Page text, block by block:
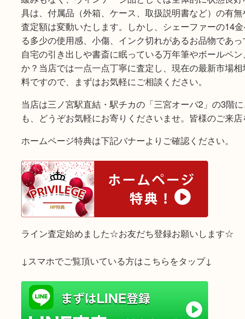
具は、付属品（外箱、ケース、取扱説明書など）の有
査定額は変動いたします。しかし、シェーファーの14
る多少の使用感、小傷、インク切れがあるお品物であ
自宅の引き出しや書斎に眠っている万年筆やボールペ
か？当店では一点一点丁寧に査定し、現在の最新市場
料ですので、まずはお気軽にご相談ください。
当店は三ノ宮駅直結・駅チカの「三宮オーパ2」の3階
も、どうぞお気軽にお寄りくださいませ。皆様のご来店
ホームページ特典は下記バナーよりご確認ください。
ライン査定始めました☆お友だち登録お願いします☆
↓スマホでご覧頂いている方はこちらをタップ↓